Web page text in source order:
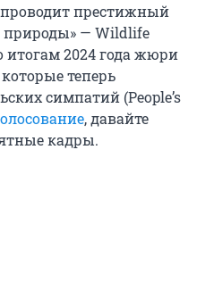
проводит престижный
природы» — Wildlife
итогам 2024 года жюри
теперь
симпатий (People’s
, давайте
кадры.